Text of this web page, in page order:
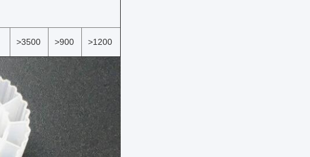
>3500 >900 >1200